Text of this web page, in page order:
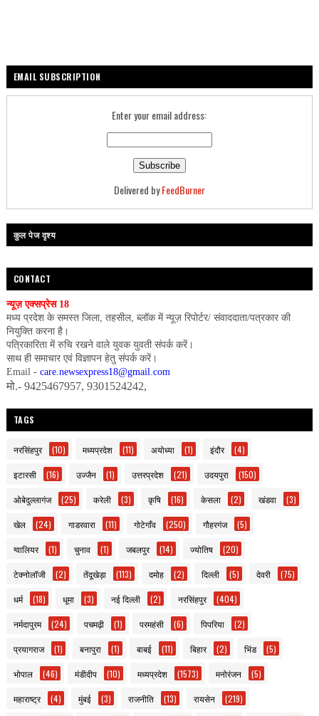
EMAIL SUBSCRIPTION
Enter your email address:
Delivered byFeedBurner
कुल पेज दृश्य
CONTACT
न्यूज़ एक्सप्रेस 18
मध्य प्रदेश के समस्त जिला, तहसील, ब्लॉक में न्यूज़ रिपोर्टर/ संवाददाता/पत्रकार की
नियुक्ति करना है।
पत्रिकारिता में रुचि रखने वाले युवक युवती संपर्क करें।
साथ ही समाचार एवं विज्ञापन हेतु संपर्क करें।
Email - care.newsexpress18@gmail.com
मो.- 9425467957, 9301524242,
TAGS
नरसिंहपुर (10) मध्यप्रदेश (11) अयोध्या (1) इंदौर (4)
इटारसी (16) उज्जैन (1) उत्तरप्रदेश (21) उदयपुरा (150)
ओबेदुल्लागंज (25) करेली (3) कृषि (16) केसला (2) खंडवा (3)
खेल (24) गाडरवारा (11) गोटेगाँव (250) गौहरगंज (5)
ग्वालियर (1) चुनाव (1) जबलपुर (14) ज्योतिष (20)
टेक्नोलॉजी (2) तेंदूखेड़ा (113) दमोह (2) दिल्ली (5) देवरी (75)
धर्म (18) धूमा (3) नई दिल्ली (2) नरसिंहपुर (404)
नर्मदापुरम (24) पचमढ़ी (1) परमहंसी (6) पिपरिया (2)
प्रयागराज (1) बनापुरा (1) बाबई (11) बिहार (2) भिंड (5)
भोपाल (46) मंडीदीप (10) मध्यप्रदेश (1573) मनोरंजन (5)
महाराष्ट्र (4) मुंबई (3) राजनीति (13) रायसेन (219)